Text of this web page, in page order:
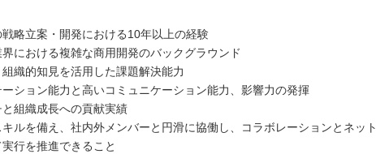
戦略立案・開発における10年以上の経験
界における複雑な商用開発のバックグラウンド
組織的知見を活用した課題解決能力
ーション能力と高いコミュニケーション能力、影響力の発揮
と組織成長への貢献実績
キルを備え、社内外メンバーと円滑に協働し、コラボレーションとネット
行を推進できること